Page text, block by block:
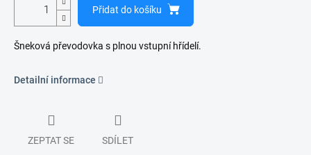
Přidat do košíku
Šneková převodovka s plnou vstupní hřídelí.
Detailní informace
ZEPTAT SE SDÍLET